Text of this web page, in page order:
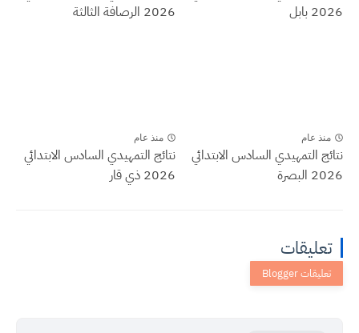
2026 بابل
2026 الرصافة الثالثة
منذ عام
نتائج التمهيدي السادس الابتدائي
2026 البصرة
منذ عام
نتائج التمهيدي السادس الابتدائي
2026 ذي قار
تعليقات